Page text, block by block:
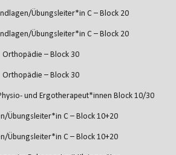
Übungsleiter*in C – Block 20
Übungsleiter*in C – Block 20
Orthopädie – Block 30
Orthopädie – Block 30
und Ergotherapeut*innen Block 10/30
Übungsleiter*in C – Block 10+20
Übungsleiter*in C – Block 10+20